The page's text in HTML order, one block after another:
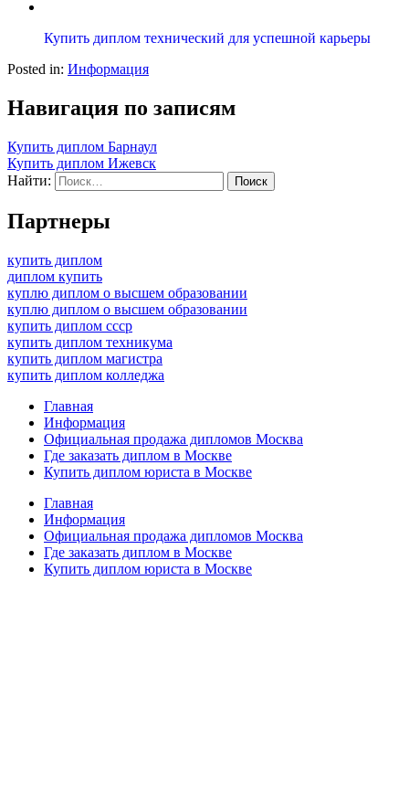
Купить диплом технический для успешной карьеры
Posted in: Информация
Навигация по записям
Купить диплом Барнаул
Купить диплом Ижевск
Найти:
Партнеры
купить диплом
диплом купить
куплю диплом о высшем образовании
куплю диплом о высшем образовании
купить диплом ссср
купить диплом техникума
купить диплом магистра
купить диплом колледжа
Главная
Информация
Официальная продажа дипломов Москва
Где заказать диплом в Москве
Купить диплом юриста в Москве
Главная
Информация
Официальная продажа дипломов Москва
Где заказать диплом в Москве
Купить диплом юриста в Москве